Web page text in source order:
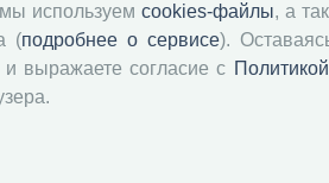
используем cookies-файлы, а
(подробнее о сервисе).
выражаете согласие с